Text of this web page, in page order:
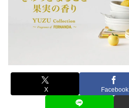
X Facebook